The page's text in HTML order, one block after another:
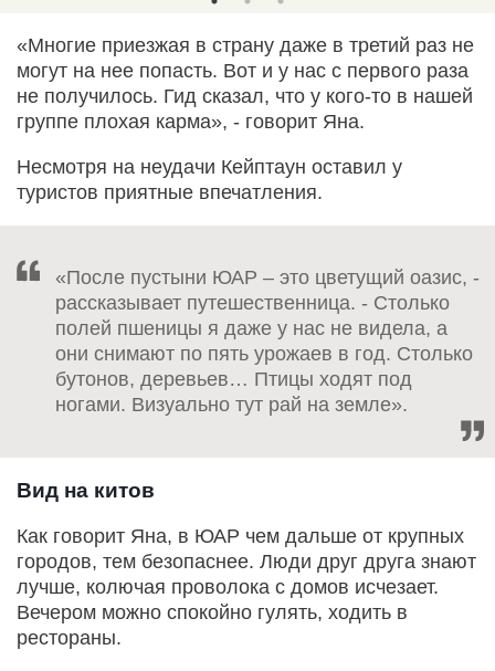
«Многие приезжая в страну даже в третий раз не
могут на нее попасть. Вот и у нас с первого раза
не получилось. Гид сказал, что у кого-то в нашей
группе плохая карма», - говорит Яна.
Несмотря на неудачи Кейптаун оставил у
туристов приятные впечатления.
«После пустыни ЮАР – это цветущий оазис, -
рассказывает путешественница. - Столько
полей пшеницы я даже у нас не видела, а
они снимают по пять урожаев в год. Столько
бутонов, деревьев… Птицы ходят под
ногами. Визуально тут рай на земле».
Вид на китов
Как говорит Яна, в ЮАР чем дальше от крупных
городов, тем безопаснее. Люди друг друга знают
лучше, колючая проволока с домов исчезает.
Вечером можно спокойно гулять, ходить в
рестораны.